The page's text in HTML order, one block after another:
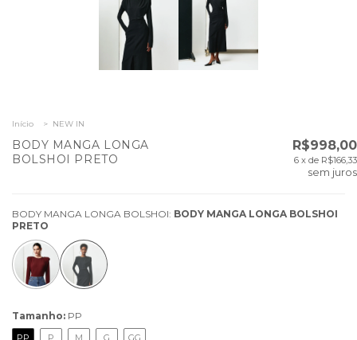
Início > NEW IN
BODY MANGA LONGA
BOLSHOI PRETO
R$998,00
6 x de R$166,33
sem juros
BODY MANGA LONGA BOLSHOI: BODY MANGA LONGA BOLSHOI
PRETO
Tamanho: PP
PP P M G GG